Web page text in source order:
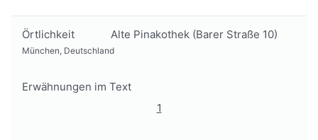
Örtlichkeit Alte Pinakothek (Barer Straße 10)
München, Deutschland
Erwähnungen im Text
1